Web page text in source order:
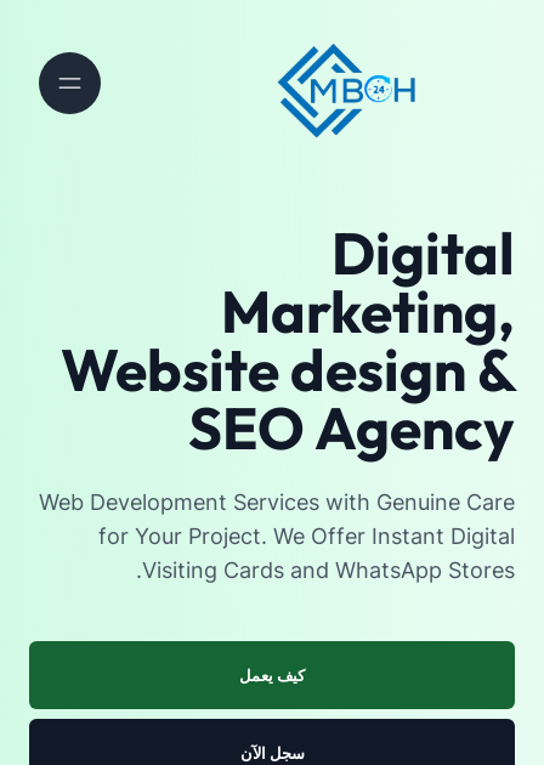
Digital
Marketing,
Website design &
SEO Agency
Web Development Services with Genuine Care
for Your Project. We Offer Instant Digital
Visiting Cards and WhatsApp Stores.
كيف يعمل
سجل الآن